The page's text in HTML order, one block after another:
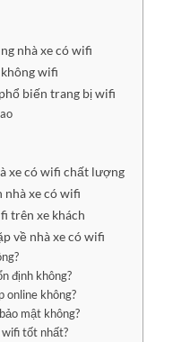
nhà xe có wifi
không wifi
biến trang bị wifi
xe có wifi chất lượng
nhà xe có wifi
trên xe khách
về nhà xe có wifi
định không?
online không?
mật không?
wifi tốt nhất?